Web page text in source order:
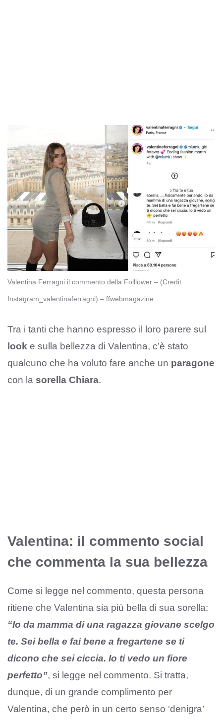
Valentina Ferragni il commento della Folllower – (Credit
Instagram_valentinaferragni) – ffwebmagazine
Tra i tanti che hanno espresso il loro parere sul
look e sulla bellezza di Valentina, c’è stato
qualcuno che ha voluto fare anche un paragone
con la sorella Chiara.
Valentina: il commento social
che commenta la sua bellezza
Come si legge nel commento, questa persona
ritiene che Valentina sia più bella di sua sorella:
“Io da mamma di una ragazza giovane scelgo
te. Sei bella e fai bene a fregartene se ti
dicono che sei ciccia. Io ti vedo un fiore
perfetto”, si legge nel commento. Si tratta,
dunque, di un grande complimento per
Valentina, che però in un certo senso ‘denigra’